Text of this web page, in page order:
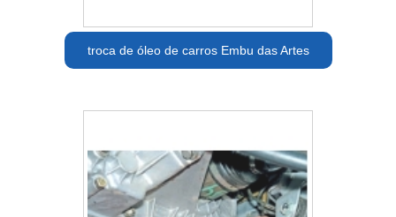
troca de óleo de carros Embu das Artes